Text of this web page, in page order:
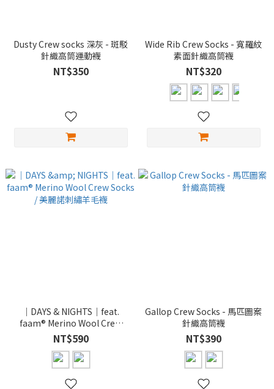
Dusty Crew socks 深灰 - 斑駁
針織高筒運動襪
NT$350
Wide Rib Crew Socks - 寬羅紋
素面針織高筒襪
NT$320
｜DAYS & NIGHTS｜feat.
faam® Merino Wool Crew
Socks / 美麗諾刺繡羊毛襪
NT$590
Gallop Crew Socks - 馬匹圖案
針織高筒襪
NT$390